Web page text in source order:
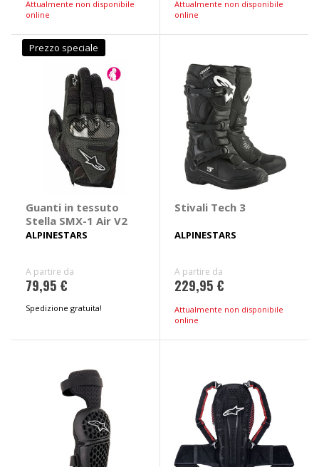
Attualmente non disponibile
online
Attualmente non disponibile
online
Prezzo speciale
Guanti in tessuto
Stella SMX-1 Air V2
ALPINESTARS
A partire da
79,95 €
Spedizione gratuita!
Stivali Tech 3
ALPINESTARS
A partire da
229,95 €
Attualmente non disponibile
online